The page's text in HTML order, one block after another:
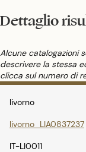
Dettaglio
Alcune catalogazioni
descrivere la stessa
clicca sul numero di
livorno
livorno_LIA0837237
IT-LI0011